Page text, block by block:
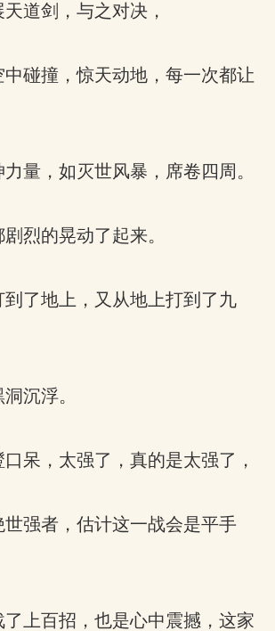
道剑，与之对决，
碰撞，惊天动地，每一次都让
量，如灭世风暴，席卷四周。
烈的晃动了起来。
了地上，又从地上打到了九
沉浮。
呆，太强了，真的是太强了，
强者，估计这一战会是平手
上百招，也是心中震撼，这家